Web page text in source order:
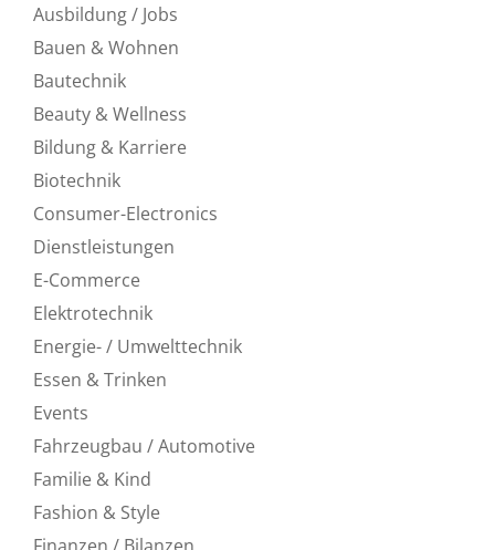
Ausbildung / Jobs
Bauen & Wohnen
Bautechnik
Beauty & Wellness
Bildung & Karriere
Biotechnik
Consumer-Electronics
Dienstleistungen
E-Commerce
Elektrotechnik
Energie- / Umwelttechnik
Essen & Trinken
Events
Fahrzeugbau / Automotive
Familie & Kind
Fashion & Style